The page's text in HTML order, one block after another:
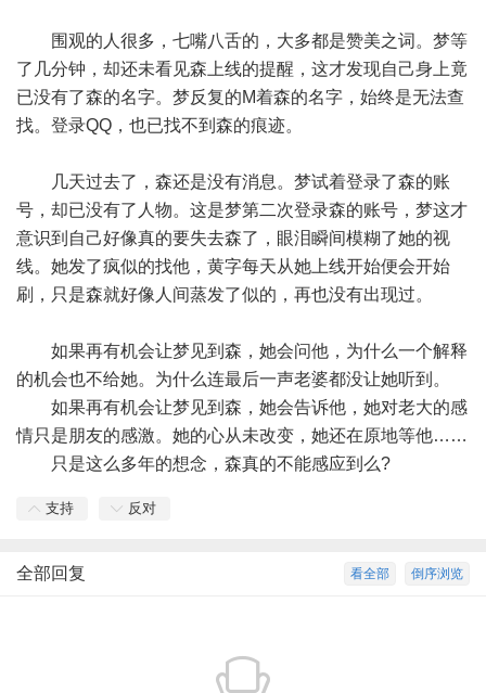
围观的人很多，七嘴八舌的，大多都是赞美之词。梦等
了几分钟，却还未看见森上线的提醒，这才发现自己身上竟
已没有了森的名字。梦反复的M着森的名字，始终是无法查
找。登录QQ，也已找不到森的痕迹。
几天过去了，森还是没有消息。梦试着登录了森的账
号，却已没有了人物。这是梦第二次登录森的账号，梦这才
意识到自己好像真的要失去森了，眼泪瞬间模糊了她的视
线。她发了疯似的找他，黄字每天从她上线开始便会开始
刷，只是森就好像人间蒸发了似的，再也没有出现过。
如果再有机会让梦见到森，她会问他，为什么一个解释
的机会也不给她。为什么连最后一声老婆都没让她听到。
如果再有机会让梦见到森，她会告诉他，她对老大的感
情只是朋友的感激。她的心从未改变，她还在原地等他……
只是这么多年的想念，森真的不能感应到么?
支持 反对
倒序浏览
看全部
全部回复